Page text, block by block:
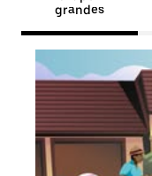
grandes